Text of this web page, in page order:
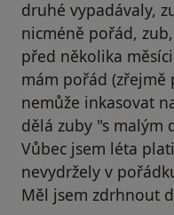
druhé vypadávaly,
nicméně pořád,
před několika
mám pořád (zřejmě
nemůže inkasovat
dělá zuby "s malým
Vůbec jsem léta
nevydržely v
Měl jsem zdrhnout